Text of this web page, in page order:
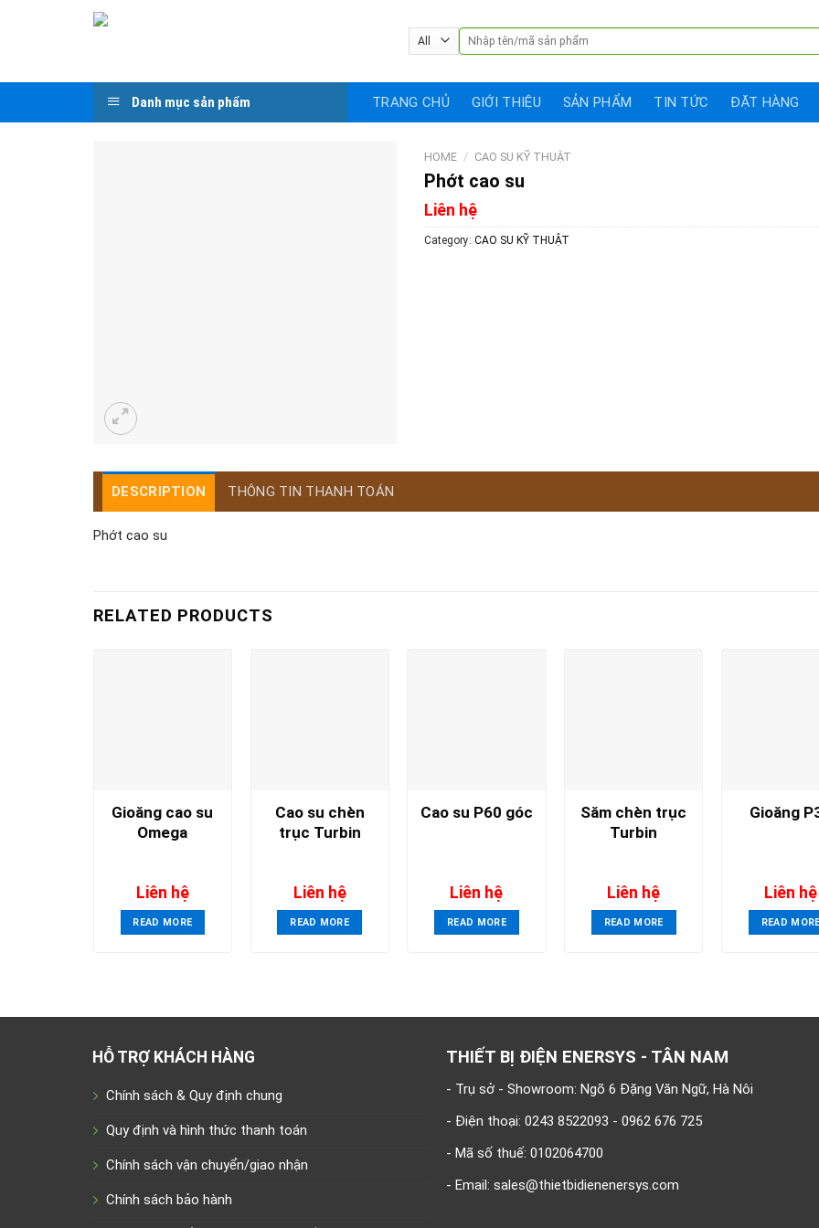
Search
for:
Danh mục sản phẩm TRANG CHỦ GIỚI THIỆU SẢN PHẨM TIN TỨC ĐẶT HÀNG
HOME / CAO SU KỸ THUẬT
Phớt cao su
Liên hệ
Category:CAO SU KỸ THUẬT
DESCRIPTION THÔNG TIN THANH TOÁN
Phớt cao su
RELATED PRODUCTS
Gioăng cao su
Omega
Liên hệ
READ MORE
Cao su chèn
trục Turbin
Liên hệ
READ MORE
Cao su P60 góc
Liên hệ
READ MORE
Săm chèn trục
Turbin
Liên hệ
READ MORE
Gioăng
Liên hệ
READ
HỖ TRỢ KHÁCH HÀNG
Chính sách & Quy định chung
Quy định và hình thức thanh toán
Chính sách vận chuyển/giao nhận
Chính sách bảo hành
THIẾT BỊ ĐIỆN ENERSYS - TÂN NAM
- Trụ sở - Showroom: Ngõ 6 Đặng Văn Ngữ, Hà Nôi
- Điện thoại: 0243 8522093 - 0962 676 725
- Mã số thuế: 0102064700
- Email: sales@thietbidienenersys.com